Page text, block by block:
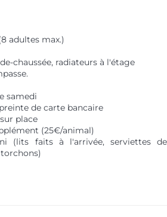
adultes max.)
chaussée, radiateurs à l'étage
samedi
de carte bancaire
place
(25€/animal)
(lits faits à l'arrivée, serviettes de